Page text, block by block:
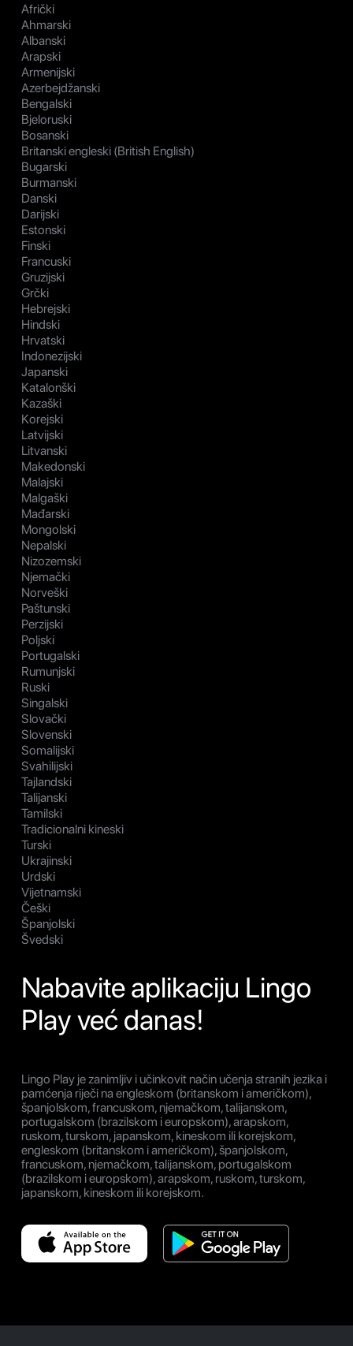
Afrički
Ahmarski
Albanski
Arapski
Armenijski
Azerbejdžanski
Bengalski
Bjeloruski
Bosanski
Britanski engleski (British English)
Bugarski
Burmanski
Danski
Darijski
Estonski
Finski
Francuski
Gruzijski
Grčki
Hebrejski
Hindski
Hrvatski
Indonezijski
Japanski
Katalonški
Kazaški
Korejski
Latvijski
Litvanski
Makedonski
Malajski
Malgaški
Mađarski
Mongolski
Nepalski
Nizozemski
Njemački
Norveški
Paštunski
Perzijski
Poljski
Portugalski
Rumunjski
Ruski
Singalski
Slovački
Slovenski
Somalijski
Svahilijski
Tajlandski
Talijanski
Tamilski
Tradicionalni kineski
Turski
Ukrajinski
Urdski
Vijetnamski
Češki
Španjolski
Švedski
Nabavite aplikaciju Lingo
Play već danas!
Lingo Play je zanimljiv i učinkovit način učenja stranih jezika i
pamćenja riječi na engleskom (britanskom i američkom),
španjolskom, francuskom, njemačkom, talijanskom,
portugalskom (brazilskom i europskom), arapskom,
ruskom, turskom, japanskom, kineskom ili korejskom,
engleskom (britanskom i američkom), španjolskom,
francuskom, njemačkom, talijanskom, portugalskom
(brazilskom i europskom), arapskom, ruskom, turskom,
japanskom, kineskom ili korejskom.